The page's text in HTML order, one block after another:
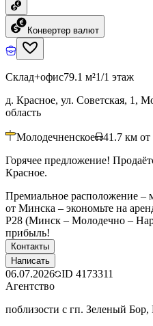
Конвертер валют
Склад+офис79.1 м²1/1 этаж
д. Красное, ул. Советская, 1,
область
Молодечненское 41.7 км
Горячее предложение!
Красное.
Премиальное расположение –
от Минска – экономьте на
Р28 (Минск – Молодечно –
прибыль!
Контакты
Написать
06.07.2026 ID 4173311
Агентство
поблизости с гп. Зеленый Бор,